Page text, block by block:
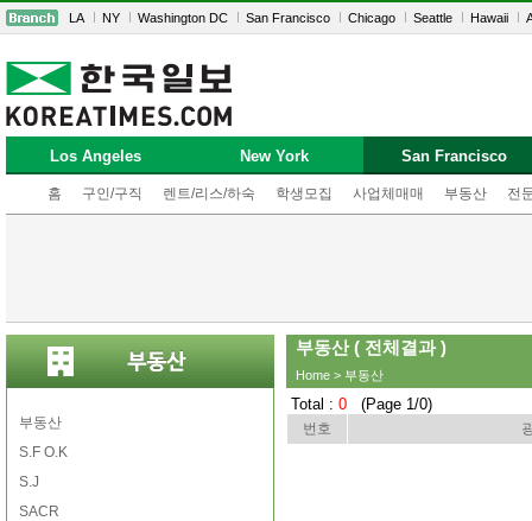
LA NY Washington DC San Francisco Chicago Seattle Hawaii
Los Angeles New York San Francisco
홈 구인/구직 렌트/리스/하숙 학생모집 사업체매매 부동산 전
부동산
S.F O.K
S.J
SACR
부동산 ( 전체결과 )
Home > 부동산
Total : 0 (Page 1/0)
번호